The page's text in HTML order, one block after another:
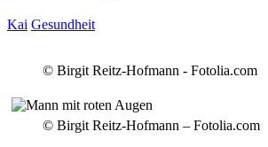
Kai Gesundheit
© Birgit Reitz-Hofmann - Fotolia.com
© Birgit Reitz-Hofmann – Fotolia.com